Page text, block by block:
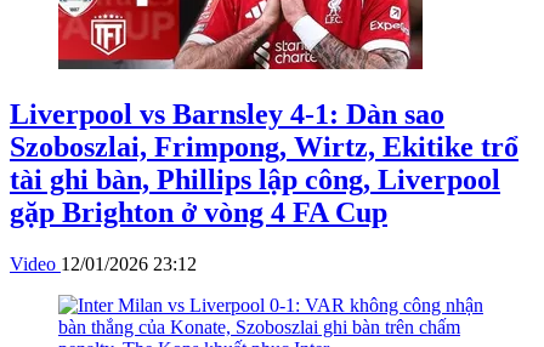
Liverpool vs Barnsley 4-1: Dàn sao
Szoboszlai, Frimpong, Wirtz, Ekitike trổ
tài ghi bàn, Phillips lập công, Liverpool
gặp Brighton ở vòng 4 FA Cup
Video 12/01/2026 23:12